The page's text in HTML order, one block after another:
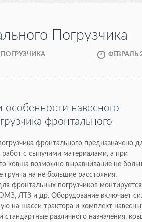
Погрузчика
ФЕВРАЛЬ
особенности навесного
фронтального
фронтального предназначено
работ с сыпучими материалами, а при
ковша возможно выравнивание не
на не большие расстояния.
фронтальных погрузчиков
ЛТЗ и др. Оборудование включает
на шасси трактора и комплект
стандартные различного назначения,